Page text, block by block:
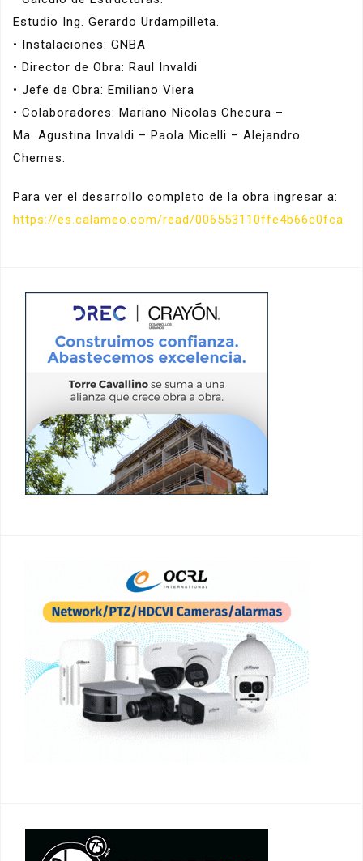
Estudio Ing. Gerardo Urdampilleta.
• Instalaciones: GNBA
• Director de Obra: Raul Invaldi
• Jefe de Obra: Emiliano Viera
• Colaboradores: Mariano Nicolas Checura –
Ma. Agustina Invaldi – Paola Micelli – Alejandro
Chemes.
Para ver el desarrollo completo de la obra ingresar a:
https://es.calameo.com/read/006553110ffe4b66c0fca